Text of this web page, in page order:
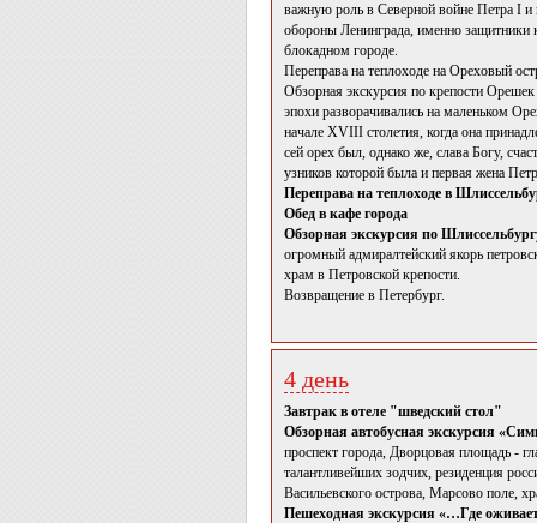
важную роль в Северной войне Петра I и
обороны Ленинграда, именно защитники
блокадном городе.
Переправа на теплоходе на Ореховый
Обзорная экскурсия по крепости
эпохи разворачивались на маленьком
начале XVIII столетия, когда она
сей орех был, однако же, слава Богу,
узников которой была и первая жена
Переправа на теплоходе в
Обед в кафе города
Обзорная экскурсия по
огромный адмиралтейский якорь
храм в Петровской крепости.
Возвращение в Петербург.
4 день
Завтрак в отеле "шведский стол"
Обзорная автобусная экскурсия
проспект города, Дворцовая площадь -
талантливейших зодчих, резиденция
Васильевского острова, Марсово поле,
Пешеходная экскурсия «…Где